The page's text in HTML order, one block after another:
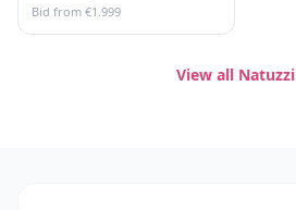
Bid from €1.999
View all Natuzzi